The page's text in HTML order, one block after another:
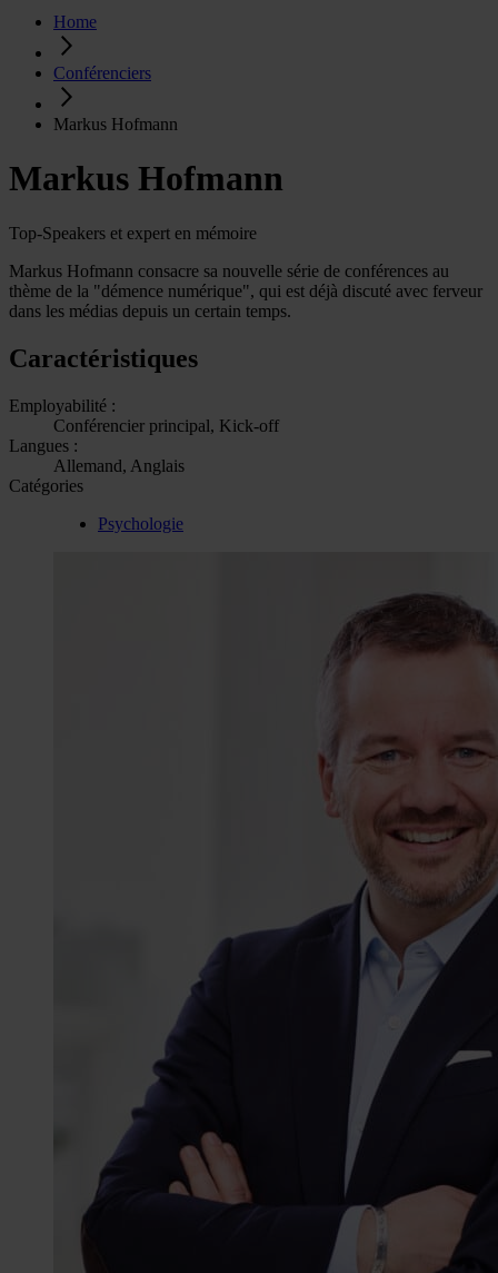
Home
Conférenciers
Markus Hofmann
Markus Hofmann
Top-Speakers et expert en mémoire
Markus Hofmann consacre sa nouvelle série de conférences au
thème de la "démence numérique", qui est déjà discuté avec ferveur
dans les médias depuis un certain temps.
Caractéristiques
Employabilité :
Conférencier principal, Kick-off
Langues :
Allemand, Anglais
Catégories
Psychologie